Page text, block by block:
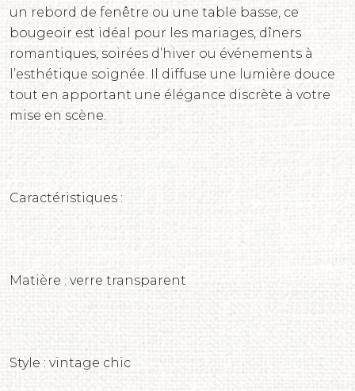
un rebord de fenêtre ou une table basse, ce
bougeoir est idéal pour les mariages, dîners
romantiques, soirées d’hiver ou événements à
l’esthétique soignée. Il diffuse une lumière douce
tout en apportant une élégance discrète à votre
mise en scène.
Caractéristiques :
Matière : verre transparent
Style : vintage chic